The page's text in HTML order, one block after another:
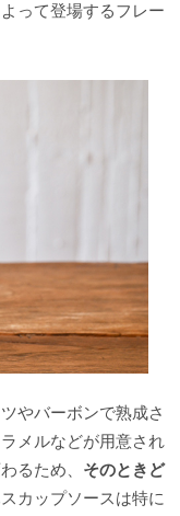
って登場するフレー
やバーボンで熟成さ
メルなどが用意され
るため、 そのときど
カップソースは特に